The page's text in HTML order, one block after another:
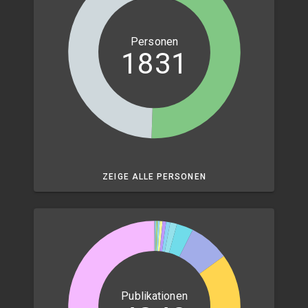
Personen
1831
ZEIGE ALLE PERSONEN
Publikationen